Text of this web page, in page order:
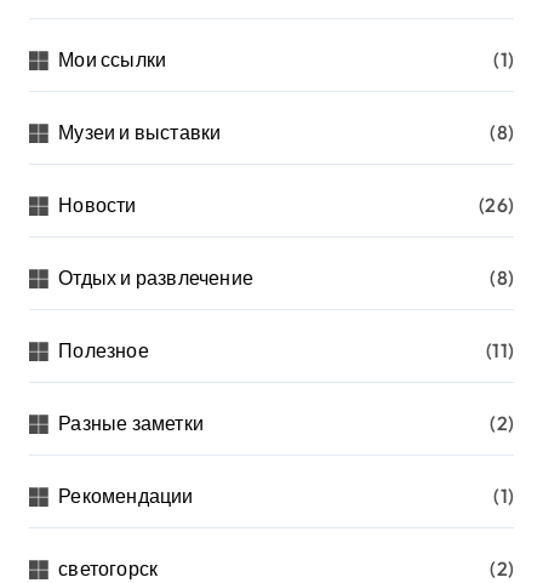
Мои ссылки (1)
Музеи и выставки (8)
Новости (26)
Отдых и развлечение (8)
Полезное (11)
Разные заметки (2)
Рекомендации (1)
светогорск (2)